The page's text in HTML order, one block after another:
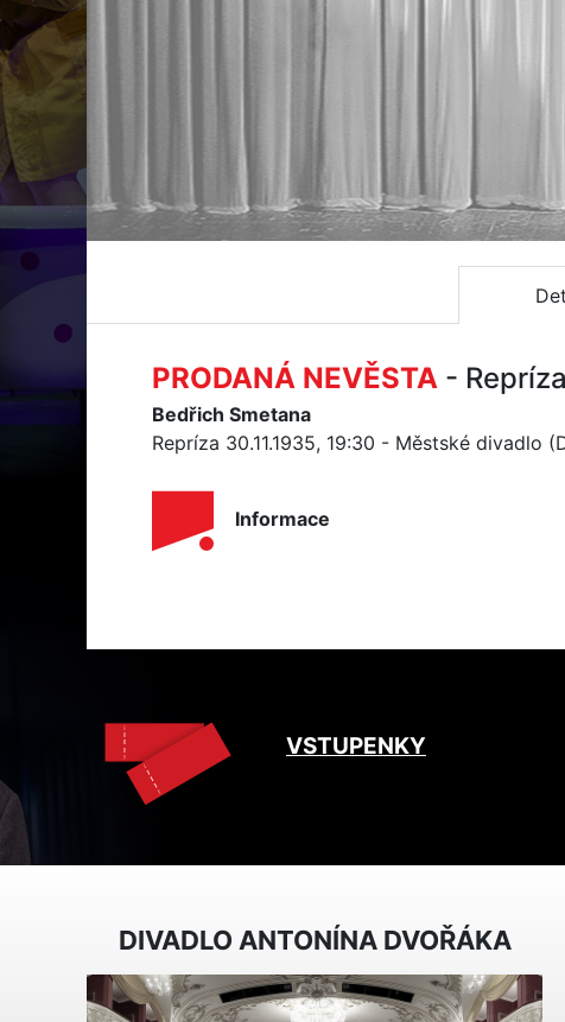
PRODANÁ NEVĚSTA -
Bedřich Smetana
Repríza 30.11.1935, 19:30 - Městské divadlo
Informace
VSTUPENKY
DIVADLO ANTONÍNA DVOŘÁKA